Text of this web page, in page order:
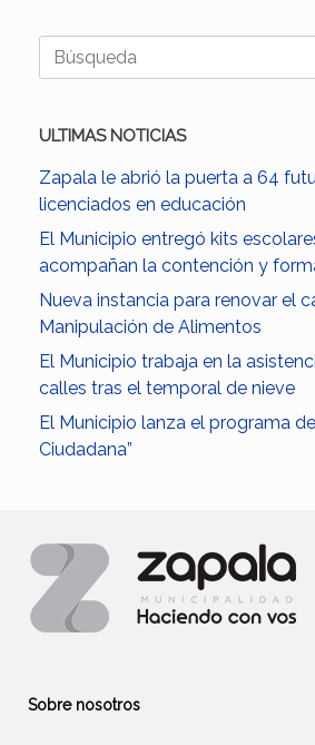
Buscar:
ULTIMAS NOTICIAS
Zapala le abrió la puerta a 64
licenciados en educación
El Municipio entregó kits
acompañan la contención y
Nueva instancia para renovar el
Manipulación de Alimentos
El Municipio trabaja en la
calles tras el temporal de nieve
El Municipio lanza el programa
Ciudadana”
Sobre nosotros